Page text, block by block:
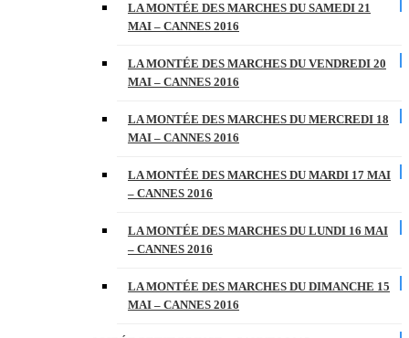
LA MONTÉE DES MARCHES DU SAMEDI 21
MAI – CANNES 2016
LA MONTÉE DES MARCHES DU VENDREDI 20
MAI – CANNES 2016
LA MONTÉE DES MARCHES DU MERCREDI 18
MAI – CANNES 2016
LA MONTÉE DES MARCHES DU MARDI 17 MAI
– CANNES 2016
LA MONTÉE DES MARCHES DU LUNDI 16 MAI
– CANNES 2016
LA MONTÉE DES MARCHES DU DIMANCHE 15
MAI – CANNES 2016